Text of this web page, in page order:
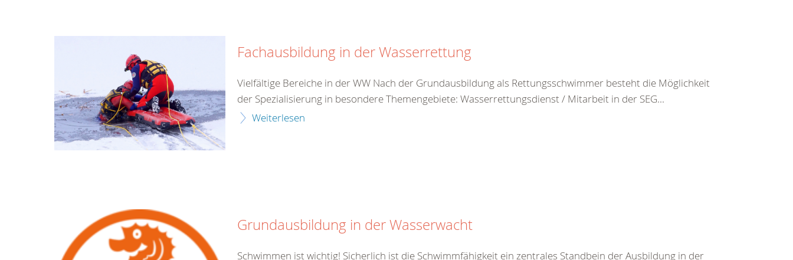
Fachausbildung in der Wasserrettung
Vielfältige Bereiche in der WW Nach der Grundausbildung als Rettungsschwimmer besteht die Möglichkeit
der Spezialisierung in besondere Themengebiete: Wasserrettungsdienst / Mitarbeit in der SEG...
Weiterlesen
Grundausbildung in der Wasserwacht
Schwimmen ist wichtig! Sicherlich ist die Schwimmfähigkeit ein zentrales Standbein der Ausbildung in der